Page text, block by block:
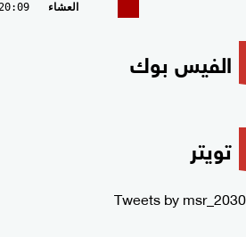
العشاء
الفيس بوك
تويتر
Tweets by msr_2030